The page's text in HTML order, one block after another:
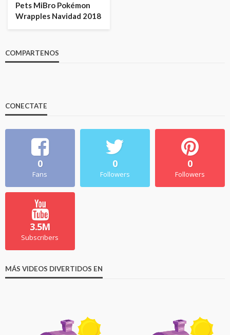
Pets MiBro Pokémon
Wrapples Navidad 2018
COMPARTENOS
CONECTATE
0
Fans
0
Followers
0
Followers
3.5M
Subscribers
MÁS VIDEOS DIVERTIDOS EN